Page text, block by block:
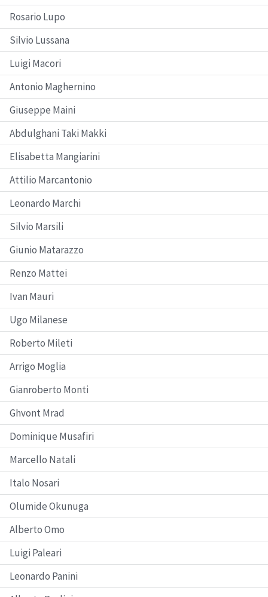
Rosario Lupo
Silvio Lussana
Luigi Macori
Antonio Maghernino
Giuseppe Maini
Abdulghani Taki Makki
Elisabetta Mangiarini
Attilio Marcantonio
Leonardo Marchi
Silvio Marsili
Giunio Matarazzo
Renzo Mattei
Ivan Mauri
Ugo Milanese
Roberto Mileti
Arrigo Moglia
Gianroberto Monti
Ghvont Mrad
Dominique Musafiri
Marcello Natali
Italo Nosari
Olumide Okunuga
Alberto Omo
Luigi Paleari
Leonardo Panini